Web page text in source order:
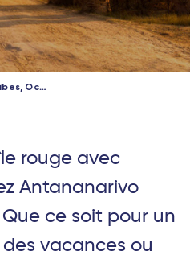
Vols long-courriers : Caraïbes, Océan Indien, Afrique
rouge avec
Antananarivo
ce soit pour un
des vacances ou